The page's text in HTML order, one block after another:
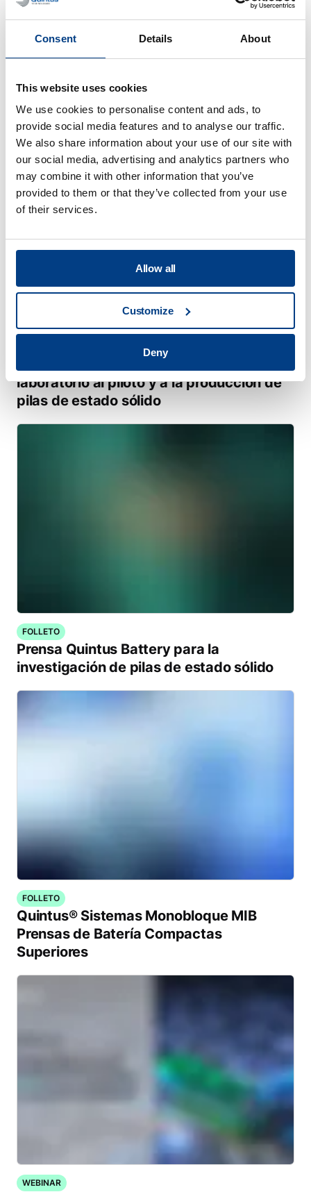
Consent Details About
This website uses cookies
We use cookies to personalise content and ads, to
provide social media features and to analyse our traffic.
We also share information about your use of our site with
our social media, advertising and analytics partners who
may combine it with other information that you’ve
provided to them or that they’ve collected from your use
of their services.
Allow all
Customize
Deny
producción de baterías de estado sólido
laboratorio al piloto y a la producción de
pilas de estado sólido
FOLLETO
Prensa Quintus Battery para la
investigación de pilas de estado sólido
FOLLETO
Quintus® Sistemas Monobloque MIB
Prensas de Batería Compactas
Superiores
WEBINAR